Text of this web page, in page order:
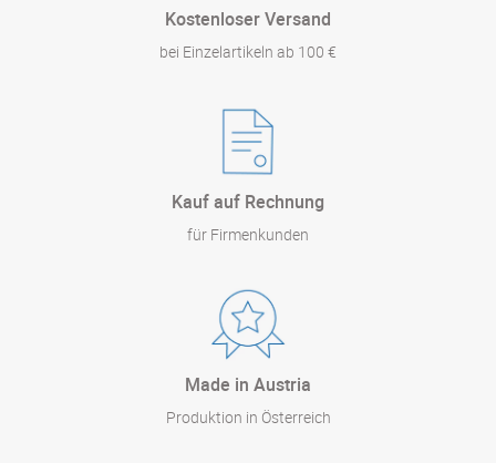
Kostenloser Versand
bei Einzelartikeln ab 100 €
Kauf auf Rechnung
für Firmenkunden
Made in Austria
Produktion in Österreich